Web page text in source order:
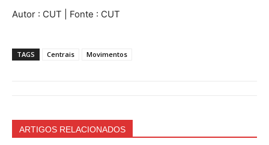
Autor : CUT | Fonte : CUT
TAGS Centrais Movimentos
ARTIGOS RELACIONADOS